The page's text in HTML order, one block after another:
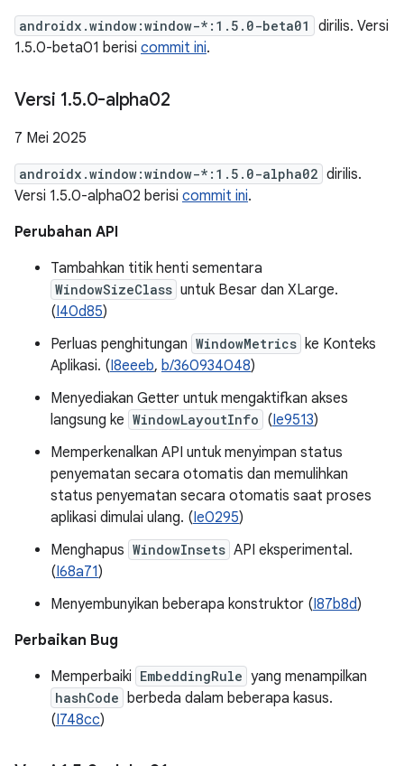
androidx.window:window-*:1.5.0-beta01
dirilis. Versi
1.5.0-beta01 berisi commit ini.
Versi 1.5.0-alpha02
7 Mei 2025
androidx.window:window-*:1.5.0-alpha02 dirilis.
Versi 1.5.0-alpha02 berisi commit ini.
Perubahan API
Tambahkan titik henti sementara
WindowSizeClass untuk Besar dan XLarge.
(I40d85)
Perluas penghitungan WindowMetrics ke Konteks
Aplikasi. (I8eeeb, b/360934048)
Menyediakan Getter untuk mengaktifkan akses
langsung ke WindowLayoutInfo (Ie9513)
Memperkenalkan API untuk menyimpan status
penyematan secara otomatis dan memulihkan
status penyematan secara otomatis saat proses
aplikasi dimulai ulang. (Ie0295)
Menghapus WindowInsets API eksperimental.
(I68a71)
Menyembunyikan beberapa konstruktor (I87b8d)
Perbaikan Bug
Memperbaiki EmbeddingRule yang menampilkan
hashCode berbeda dalam beberapa kasus.
(I748cc)